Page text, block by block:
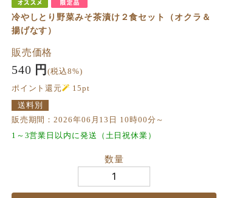
冷やしとり野菜みそ茶漬け２食セット（オクラ＆
揚げなす）
販売価格
540 円(税込8%)
ポイント還元
15pt
送料別
販売期間：2026年06月13日 10時00分～
1～3営業日以内に発送（土日祝休業）
数量